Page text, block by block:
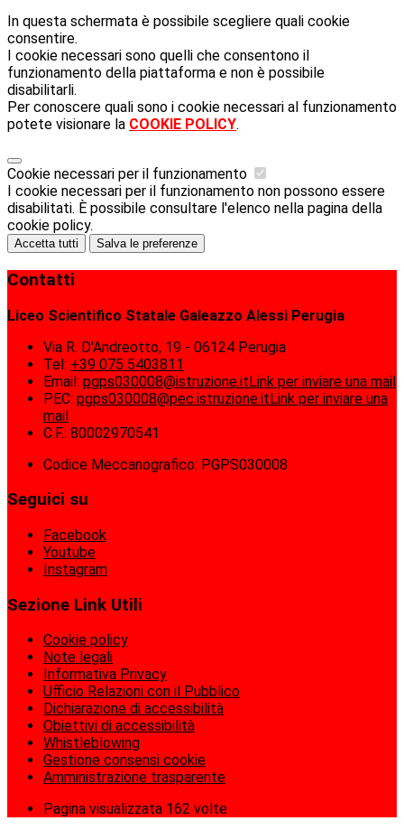
In questa schermata è possibile scegliere quali cookie
consentire.
I cookie necessari sono quelli che consentono il
funzionamento della piattaforma e non è possibile
disabilitarli.
Per conoscere quali sono i cookie necessari al funzionamento
potete visionare la COOKIE POLICY.
Cookie necessari per il funzionamento
I cookie necessari per il funzionamento non possono essere
disabilitati. È possibile consultare l'elenco nella pagina della
cookie policy.
Accetta tutti Salva le preferenze
Contatti
Liceo Scientifico Statale Galeazzo Alessi Perugia
Via R. D'Andreotto, 19 - 06124 Perugia
Tel: +39 075 5403811
Email: pgps030008@istruzione.itLink per inviare una mail
PEC: pgps030008@pec.istruzione.itLink per inviare una
mail
C.F.: 80002970541
Codice Meccanografico: PGPS030008
Seguici su
Facebook
Youtube
Instagram
Sezione Link Utili
Cookie policy
Note legali
Informativa Privacy
Ufficio Relazioni con il Pubblico
Dichiarazione di accessibilità
Obiettivi di accessibilità
Whistleblowing
Gestione consensi cookie
Amministrazione trasparente
Pagina visualizzata 162 volte